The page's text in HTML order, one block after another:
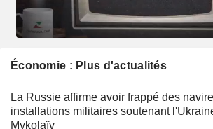
Économie : Plus d'actualités
La Russie affirme avoir frappé des
installations militaires soutenant
Mykolaïv